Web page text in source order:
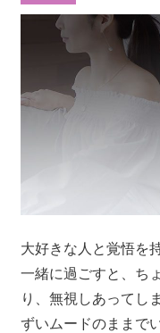
大好きな人と覚悟を
一緒に過ごすと、ち
り、無視しあってし
ずいムードのままで